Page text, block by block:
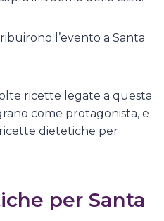
l’evento a Santa
ricette legate a questa
come protagonista, e
ricette dietetiche per
per Santa